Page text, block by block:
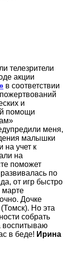
телезрители
акции
в соответствии
и
помощи
меня,
малышки
на учет к
на
поможет
по
от игр быстро
марте
Дочке
Но эта
собрать
воспитываю
в беде! Ирина